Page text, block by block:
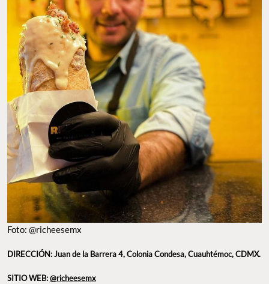
Foto: @richeesemx
DIRECCIÓN: Juan de la Barrera 4, Colonia Condesa, Cuauhtémoc, CDMX.
SITIO WEB:@richeesemx